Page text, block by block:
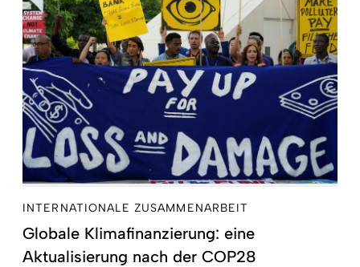
INTERNATIONALE ZUSAMMENARBEIT
Globale Klimafinanzierung: eine
Aktualisierung nach der COP28